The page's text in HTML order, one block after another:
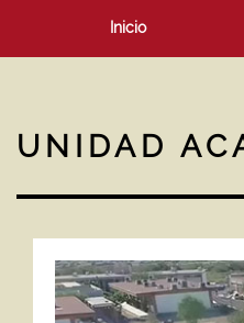
Inicio
UNIDAD